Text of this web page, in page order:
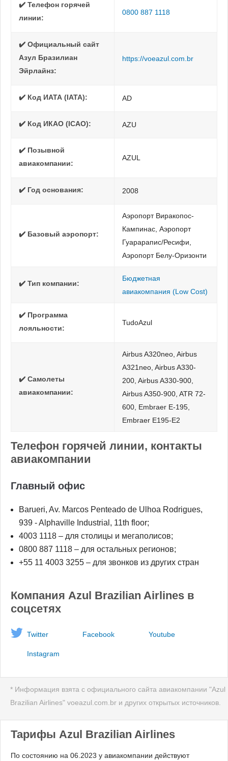
✔️ Телефон горячей
линии:
0800 887 1118
✔️ Официальный сайт
Азул Бразилиан
Эйрлайнз:
https://voeazul.com.br
✔️ Код ИАТА (IATA): AD
✔️ Код ИКАО (ICAO): AZU
✔️ Позывной
авиакомпании:
AZUL
✔️ Год основания: 2008
✔️ Базовый аэропорт:
Аэропорт Виракопос-
Кампинас, Аэропорт
Гуарарапис/Ресифи,
Аэропорт Белу-Оризонти
✔️ Тип компании:
Бюджетная
авиакомпания (Low Cost)
✔️ Программа
лояльности:
TudoAzul
✔️ Самолеты
авиакомпании:
Airbus A320neo, Airbus
A321neo, Airbus A330-
200, Airbus A330-900,
Airbus A350-900, ATR 72-
600, Embraer E-195,
Embraer E195-E2
Телефон горячей линии, контакты
авиакомпании
Главный офис
Barueri, Av. Marcos Penteado de Ulhoa Rodrigues,
939 - Alphaville Industrial, 11th floor;
4003 1118 – для столицы и мегаполисов;
0800 887 1118 – для остальных регионов;
+55 11 4003 3255 – для звонков из других стран
Компания Azul Brazilian Airlines в
соцсетях
Twitter Facebook Youtube
Instagram
* Информация взята с официального сайта авиакомпании "Azul
Brazilian Airlines" voeazul.com.br и других открытых источников.
Тарифы Azul Brazilian Airlines
По состоянию на 06.2023 у авиакомпании действуют